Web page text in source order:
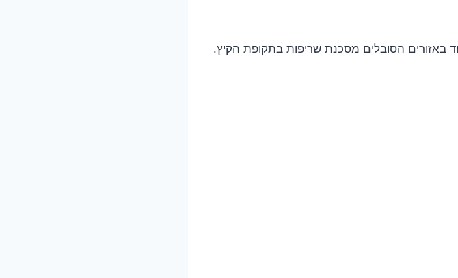
באזורים הסובלים מסכנת שריפות בתקופת הקיץ.